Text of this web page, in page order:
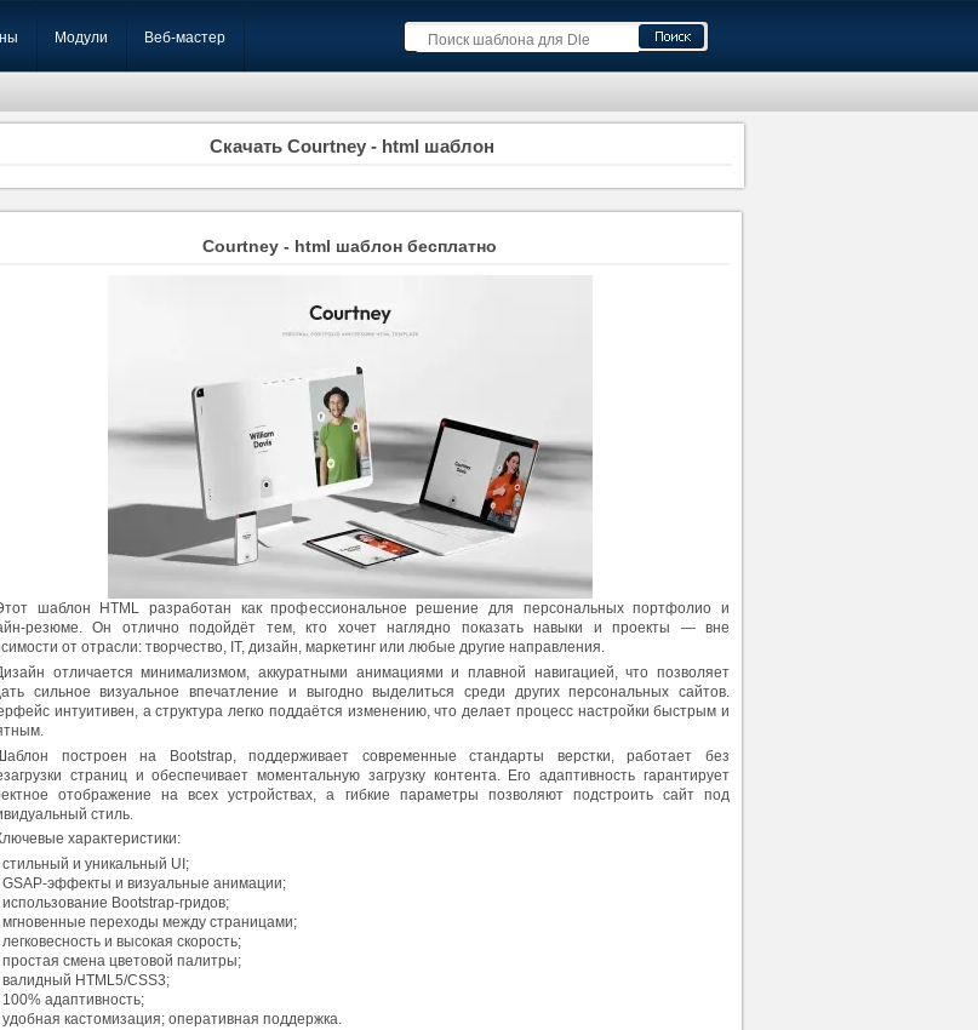
Модули Веб-мастер
Скачать Courtney - html шаблон
Courtney - html шаблон бесплатно
шаблон HTML разработан как профессиональное решение для персональных портфолио и
резюме. Он отлично подойдёт тем, кто хочет наглядно показать навыки и проекты — вне
от отрасли: творчество, IT, дизайн, маркетинг или любые другие направления.
отличается минимализмом, аккуратными анимациями и плавной навигацией, что позволяет
сильное визуальное впечатление и выгодно выделиться среди других персональных сайтов.
интуитивен, а структура легко поддаётся изменению, что делает процесс настройки быстрым и
построен на Bootstrap, поддерживает современные стандарты верстки, работает без
страниц и обеспечивает моментальную загрузку контента. Его адаптивность гарантирует
отображение на всех устройствах, а гибкие параметры позволяют подстроить сайт под
стиль.
характеристики:
стильный и уникальный UI;
GSAP-эффекты и визуальные анимации;
использование Bootstrap-гридов;
мгновенные переходы между страницами;
легковесность и высокая скорость;
простая смена цветовой палитры;
валидный HTML5/CSS3;
100% адаптивность;
удобная кастомизация; оперативная поддержка.